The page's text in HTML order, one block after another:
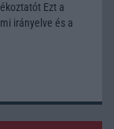
Ezt a
irányelve és a